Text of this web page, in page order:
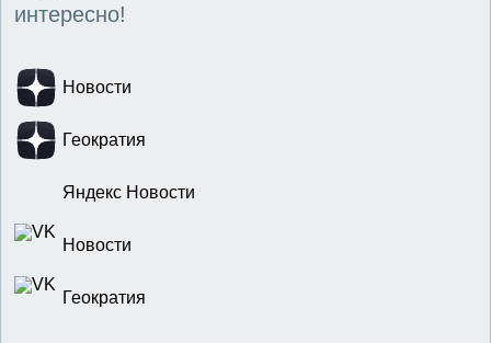
интересно!
Новости
Геократия
Яндекс Новости
Новости
Геократия